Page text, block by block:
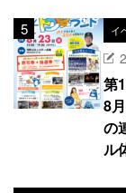
イ
第
8
の
ル